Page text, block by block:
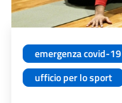
emergenza covid-19
ufficio per lo sport